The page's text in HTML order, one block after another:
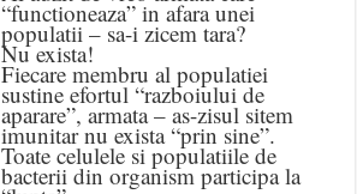
“functioneaza” in afara unei
populatii – sa-i zicem tara?
Nu exista!
Fiecare membru al populatiei
sustine efortul “razboiului de
aparare”, armata – as-zisul sitem
imunitar nu exista “prin sine”.
Toate celulele si populatiile de
bacterii din organism participa la